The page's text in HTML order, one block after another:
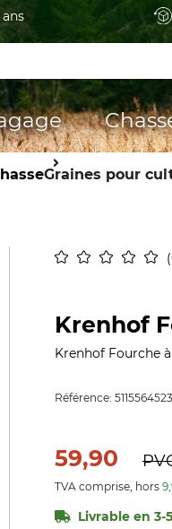
Graines pour
Krenhof
Krenhof Fourche
Référence: 5115564523
59,90
TVA comprise, hors
Livrable en 3-